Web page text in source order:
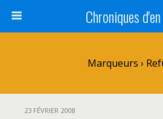
Chroniques
Marqueurs ›
23 FÉVRIER 2008